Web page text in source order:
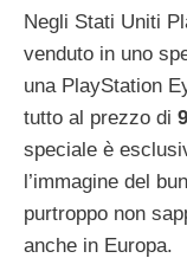
Negli Stati Uniti
venduto in uno
una PlayStation
tutto al prezzo di
speciale è
l’immagine del
purtroppo non
anche in Europa.